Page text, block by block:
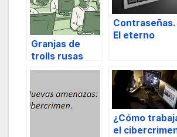
Granjas de
trolls rusas
Contraseñas.
El eterno
¿Cómo
el